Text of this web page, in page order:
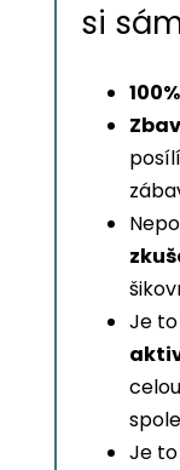
si
Je
Je to